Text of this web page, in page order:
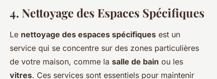
4. Nettoyage des Espaces Spécifiques
Le nettoyage des espaces spécifiques est un
service qui se concentre sur des zones particulières
de votre maison, comme la salle de bain ou les
vitres. Ces services sont essentiels pour maintenir